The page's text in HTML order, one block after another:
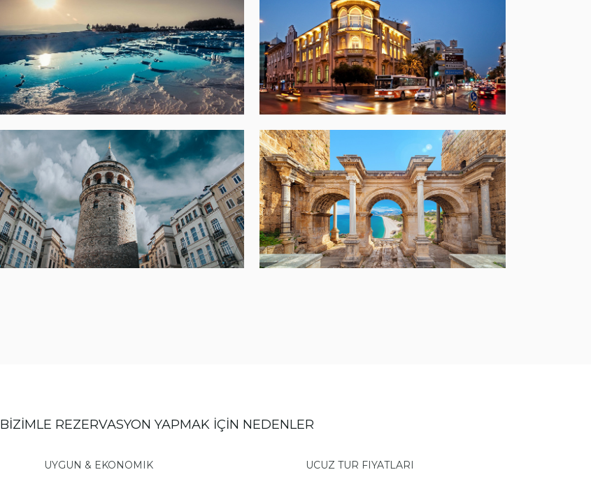
BİZİMLE REZERVASYON YAPMAK İÇİN NEDENLER
UYGUN & EKONOMIK UCUZ TUR FIYATLARI